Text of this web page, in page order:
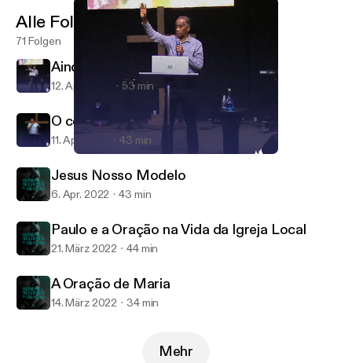
Reviver
Alle Folgen
71 Folgen
Ainda Não é o Fim
12. Apr. 2022 53 min
O cego de Jericó
11. Apr. 2022 43 min
Jesus Nosso Modelo
6. Apr. 2022 43 min
Paulo e a Oração na Vida da Igreja Local
21. März 2022 44 min
A Oração de Maria
14. März 2022 34 min
Mehr